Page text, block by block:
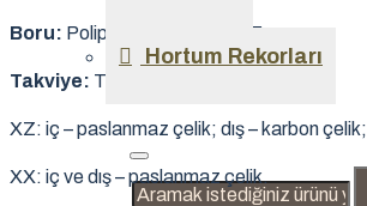
Hortum Rekorları
Boru: Polipropilen veya PTFE.
Takviye: Tekstil, iç ve dış teller:
XZ: iç – paslanmaz çelik; dış – karbon çelik;
XX: iç ve dış – paslanmaz çelik.